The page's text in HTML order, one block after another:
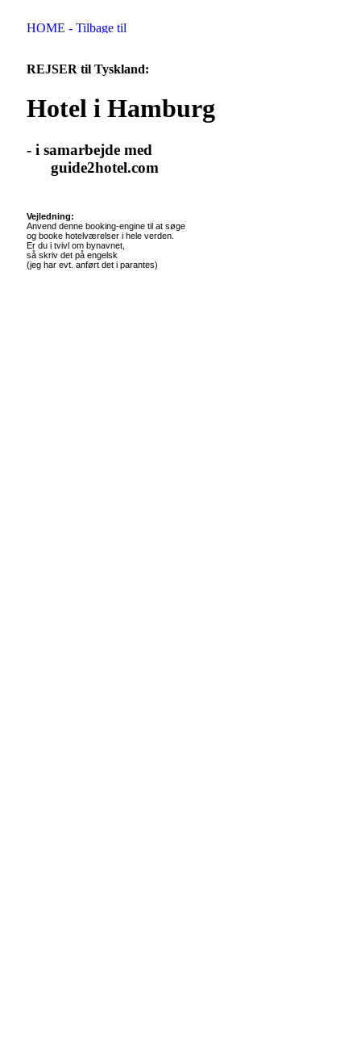
REJSER til Tyskland:
Hotel i Hamburg
- i samarbejde med
guide2hotel.com
Vejledning:
Anvend denne booking-engine til at søge
og booke hotelværelser i hele verden.
Er du i tvivl om bynavnet,
så skriv det på engelsk
(jeg har evt. anført det i parantes)